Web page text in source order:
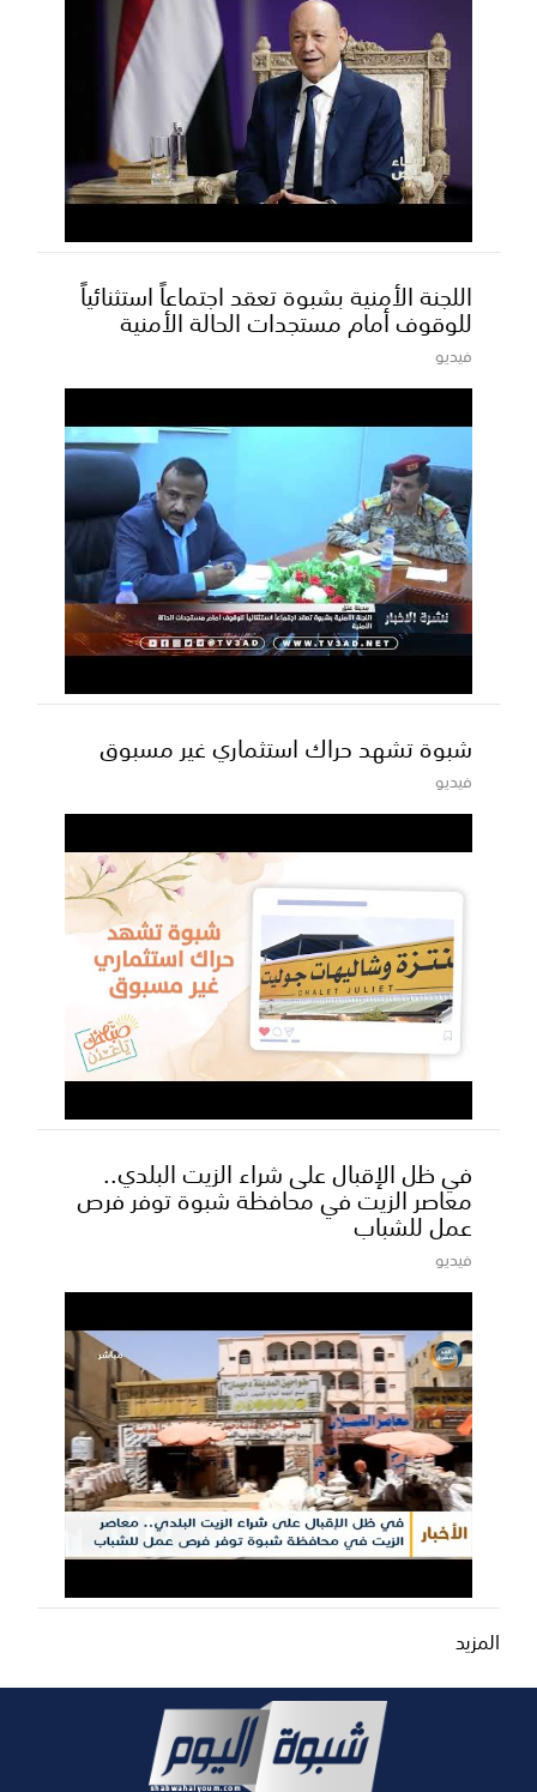
اللجنة الأمنية بشبوة تعقد اجتماعاً استثنائياً
للوقوف أمام مستجدات الحالة الأمنية
فيديو
شبوة تشهد حراك استثماري غير مسبوق
فيديو
في ظل الإقبال على شراء الزيت البلدي..
معاصر الزيت في محافظة شبوة توفر فرص
عمل للشباب
فيديو
المزيد